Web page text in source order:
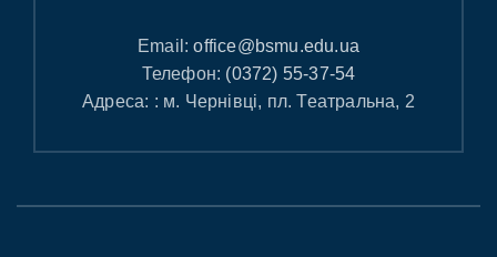
Email:office@bsmu.edu.ua
Телефон: (0372) 55-37-54
Адреса: : м. Чернівці, пл. Театральна, 2